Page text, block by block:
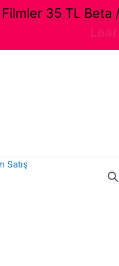
35 TL Beta